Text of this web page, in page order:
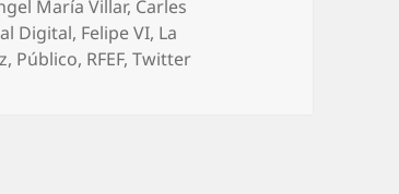
María Villar, Carles
Digital, Felipe VI, La
, Público, RFEF,Twitter